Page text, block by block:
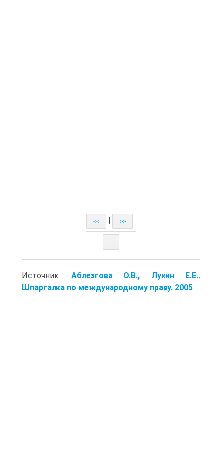
<< >>
↑
Источник: Аблезгова О.В., Лукин Е.Е..
Шпаргалка по международному праву. 2005